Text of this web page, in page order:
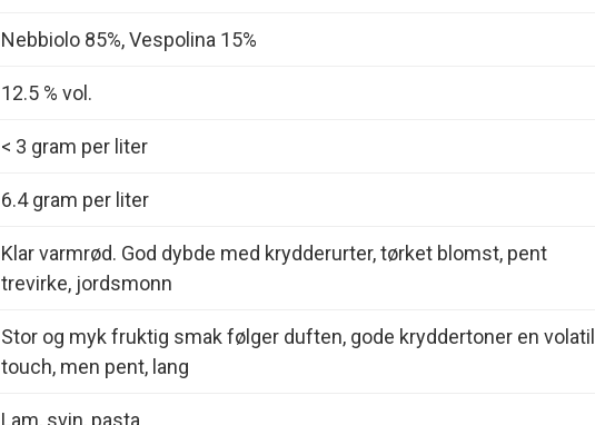
Nebbiolo 85%, Vespolina 15%
12.5 % vol.
< 3 gram per liter
6.4 gram per liter
Klar varmrød. God dybde med krydderurter, tørket blomst, pent
trevirke, jordsmonn
Stor og myk fruktig smak følger duften, gode kryddertoner en volatil
touch, men pent, lang
Lam, svin, pasta